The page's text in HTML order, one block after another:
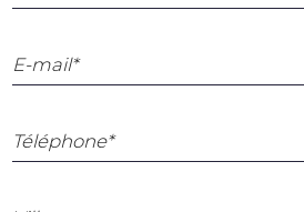
E-mail*
Téléphone*